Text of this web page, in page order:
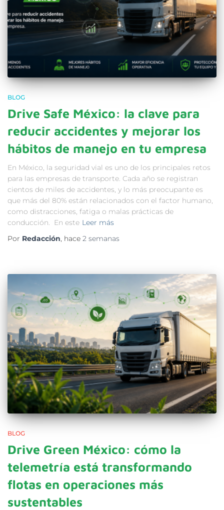
BLOG
Drive Safe México: la clave para
reducir accidentes y mejorar los
hábitos de manejo en tu empresa
En México, la seguridad vial es uno de los principales retos
para las empresas de transporte. Cada año se registran
cientos de miles de accidentes, y lo más preocupante es
que más del 80% están relacionados con el factor humano,
como distracciones, fatiga o malas prácticas de
conducción. En este Leer más
Por Redacción, hace 2 semanas
BLOG
Drive Green México: cómo la
telemetría está transformando
flotas en operaciones más
sustentables